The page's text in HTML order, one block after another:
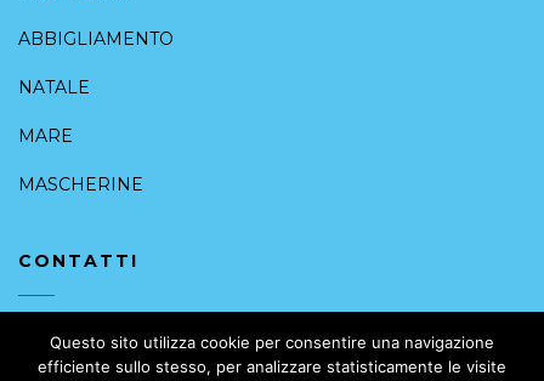
ABBIGLIAMENTO
NATALE
MARE
MASCHERINE
CONTATTI
+39 091 6168088
Questo sito utilizza cookie per consentire una navigazione
efficiente sullo stesso, per analizzare statisticamente le visite